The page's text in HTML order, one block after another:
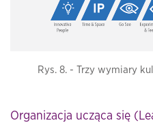
Rys. 8. - Trzy wymiary
Organizacja ucząca się